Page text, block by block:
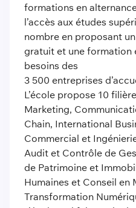
formations en
l’accès aux études
nombre en proposant
gratuit et une formation
besoins des
3 500 entreprises
L’école propose 10
Marketing,
Chain, International
Commercial et
Audit et Contrôle de
de Patrimoine et
Humaines et Conseil en
Transformation